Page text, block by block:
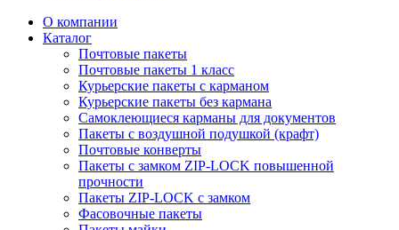
О компании
Каталог
Почтовые пакеты
Почтовые пакеты 1 класс
Курьерские пакеты с карманом
Курьерские пакеты без кармана
Самоклеющиеся карманы для документов
Пакеты с воздушной подушкой (крафт)
Почтовые конверты
Пакеты с замком ZIP-LOCK повышенной
прочности
Пакеты ZIP-LOCK с замком
Фасовочные пакеты